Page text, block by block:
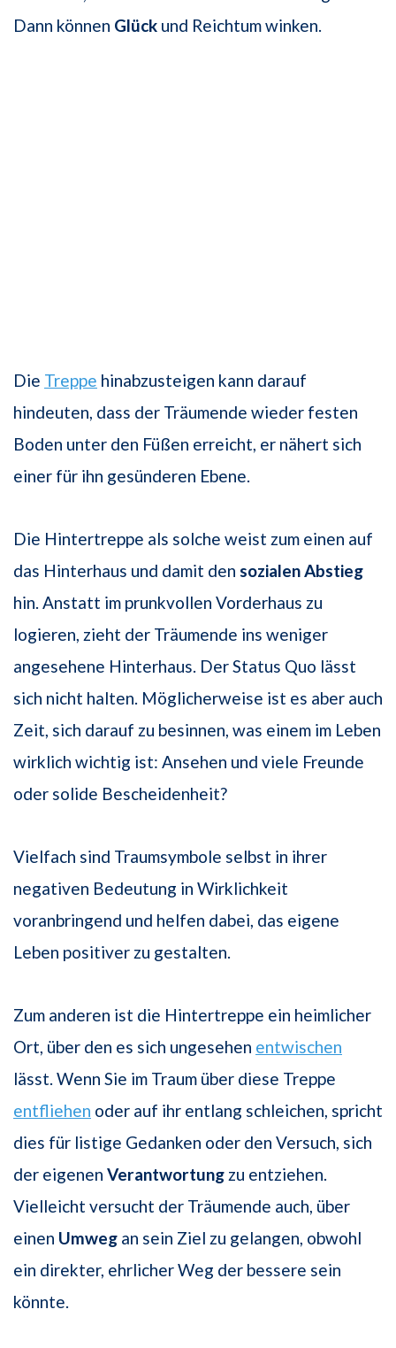
Dann können Glück und Reichtum winken.
Die Treppe hinabzusteigen kann darauf
hindeuten, dass der Träumende wieder festen
Boden unter den Füßen erreicht, er nähert sich
einer für ihn gesünderen Ebene.
Die Hintertreppe als solche weist zum einen auf
das Hinterhaus und damit den sozialen Abstieg
hin. Anstatt im prunkvollen Vorderhaus zu
logieren, zieht der Träumende ins weniger
angesehene Hinterhaus. Der Status Quo lässt
sich nicht halten. Möglicherweise ist es aber auch
Zeit, sich darauf zu besinnen, was einem im Leben
wirklich wichtig ist: Ansehen und viele Freunde
oder solide Bescheidenheit?
Vielfach sind Traumsymbole selbst in ihrer
negativen Bedeutung in Wirklichkeit
voranbringend und helfen dabei, das eigene
Leben positiver zu gestalten.
Zum anderen ist die Hintertreppe ein heimlicher
Ort, über den es sich ungesehen entwischen
lässt. Wenn Sie im Traum über diese Treppe
entfliehen oder auf ihr entlang schleichen, spricht
dies für listige Gedanken oder den Versuch, sich
der eigenen Verantwortung zu entziehen.
Vielleicht versucht der Träumende auch, über
einen Umweg an sein Ziel zu gelangen, obwohl
ein direkter, ehrlicher Weg der bessere sein
könnte.